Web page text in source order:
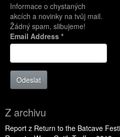
Informace o chystaných
akcích a novinky na tvůj mail.
Žádný spam, slibujeme!
Email Address *
Odeslat
Z archivu
Report z Return to the Batcave